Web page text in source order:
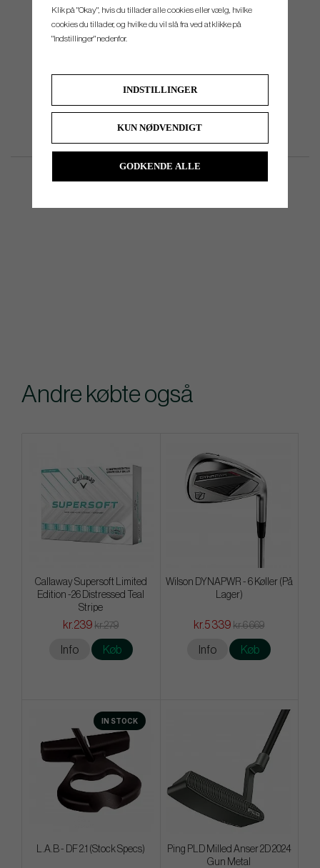
Andre købte også
Callaway Supersoft Limited
Edition -26 Distressed Teal
Stripe
kr.239 kr.279
Info Køb
Wilson DYNAPWR - 6 Køller (På
Lager)
kr.5 339 kr.6 669
Info Køb
IN STOCK
L.A.B - DF 2.1 (Stock Specs)
Ping PLD Milled Anser 2D 2024
Gun Metal
Klik på "Okay", hvis du tillader alle cookies eller vælg, hvilke
cookies du tillader, og hvilke du vil slå fra ved at klikke på
"Indstillinger" nedenfor.
INDSTILLINGER
KUN NØDVENDIGT
GODKENDE ALLE